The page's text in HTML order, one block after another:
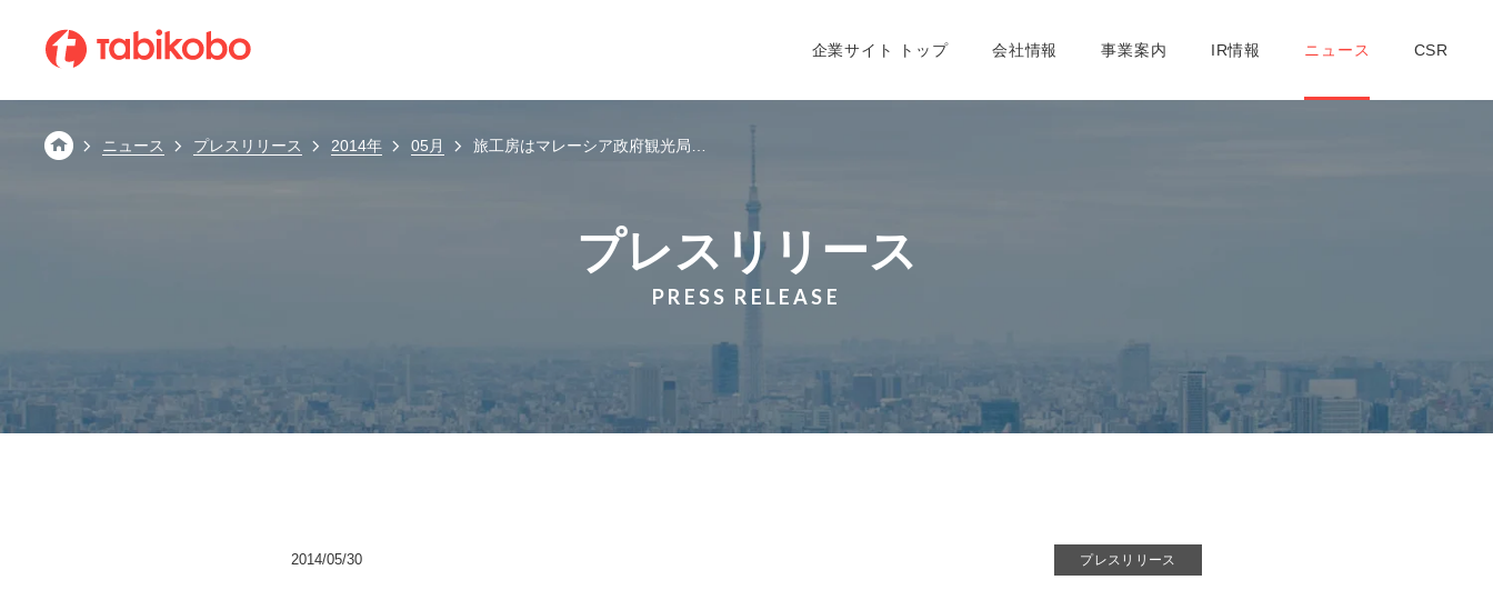
企業サイト トップ 会社情報 事業案内 IR情報 ニュース CSR
ABOUT TABIKOBO
ニュース プレスリリース 2014年 05月 旅工房はマレーシア政府観光局…
プレスリリース
PRESS RELEASE
2014/05/30 プレスリリース